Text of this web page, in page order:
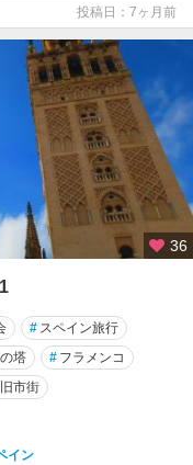
投稿日：7ヶ月前
36
# スペイン旅行
塔 # フラメンコ
旧市街
イン